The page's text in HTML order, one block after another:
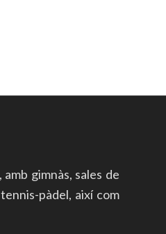
gimnàs, sales de
pàdel, així com